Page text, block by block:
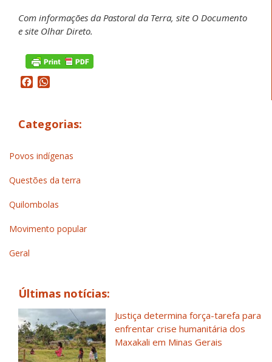
Com informações da Pastoral da Terra, site O Documento
e site Olhar Direto.
Facebook
Categorias:
Povos indígenas
Questões da terra
Quilombolas
Movimento popular
Geral
Últimas notícias:
Justiça determina força-tarefa para
enfrentar crise humanitária dos
Maxakali em Minas Gerais